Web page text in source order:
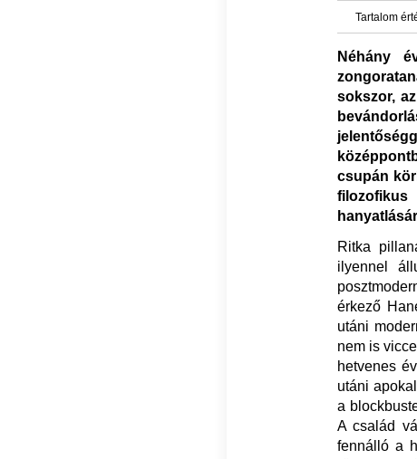
Tartalom
Néhány
sokszor,
csupán
Ritka
ilyennel
érkező
utáni
nem is
hetvenes
utáni
a
A család
fennálló a